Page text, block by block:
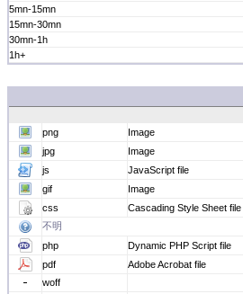
5mn-15mn
15mn-30mn
30mn-1h
1h+
png
Image
jpg
Image
js
JavaScript file
gif
Image
css
Cascading Style Sheet file
不明
php
Dynamic PHP Script file
pdf
Adobe Acrobat file
woff